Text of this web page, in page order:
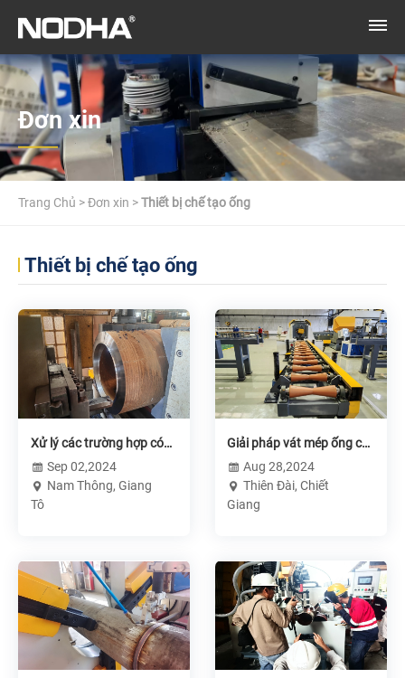
Đơn xin
Trang Chủ >Đơn xin >Thiết bị chế tạo ống
Thiết bị chế tạo ống
Xử lý các trường hợp có
khúc cua lớn - Nam Thông
Sep 02,2024
Nam Thông, Giang
Tô
Giải pháp vát mép ống có
thành dày - Máy vát mép
ống CNC 2 trạm
Aug 28,2024
Thiên Đài, Chiết
Giang